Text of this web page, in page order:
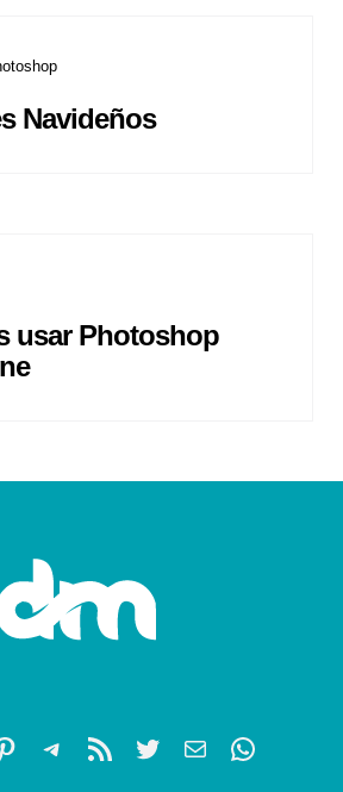
Navideños
usar Photoshop